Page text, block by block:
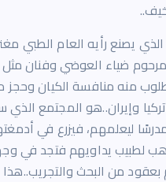
يصنع رأيه العام الطبي
ضياء العوضي وفنان
منه منافسة الكيان وحجز
وإيران..هو المجتمع
ليعلمهم، فيزرع في
لطبيب يداويهم فتجد في
من البحث